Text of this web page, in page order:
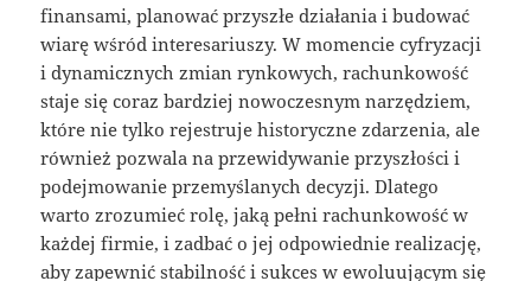
finansami, planować przyszłe działania i budować
wiarę wśród interesariuszy. W momencie cyfryzacji
i dynamicznych zmian rynkowych, rachunkowość
staje się coraz bardziej nowoczesnym narzędziem,
które nie tylko rejestruje historyczne zdarzenia, ale
również pozwala na przewidywanie przyszłości i
podejmowanie przemyślanych decyzji. Dlatego
warto zrozumieć rolę, jaką pełni rachunkowość w
każdej firmie, i zadbać o jej odpowiednie realizację,
aby zapewnić stabilność i sukces w ewoluującym się